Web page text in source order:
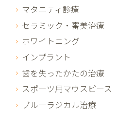
マタニティ診療
セラミック・審美治療
ホワイトニング
インプラント
歯を失ったかたの治療
スポーツ用マウスピース
ブルーラジカル治療